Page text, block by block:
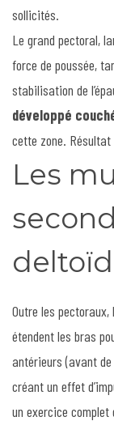
sollicités.
Le grand pectoral,
force de poussée,
stabilisation de
développé
cette zone.
Les
Outre les
étendent les bras
antérieurs (avant
créant un effet
un exercice